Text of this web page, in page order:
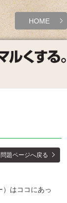
HOME
問題ページへ戻る
はココにあっ